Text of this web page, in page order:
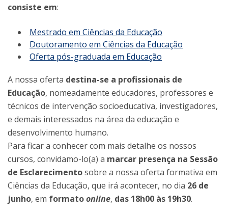
consiste em:
Mestrado em Ciências da Educação
Doutoramento em Ciências da Educação
Oferta pós-graduada em Educação
A nossa oferta destina-se a profissionais de
Educação, nomeadamente educadores, professores e
técnicos de intervenção socioeducativa, investigadores,
e demais interessados na área da educação e
desenvolvimento humano.
Para ficar a conhecer com mais detalhe os nossos
cursos, convidamo-lo(a) a marcar presença na Sessão
de Esclarecimentosobre a nossa oferta formativa em
Ciências da Educação, que irá acontecer, no dia 26 de
junho, em formatoonline, das 18h00 às 19h30.